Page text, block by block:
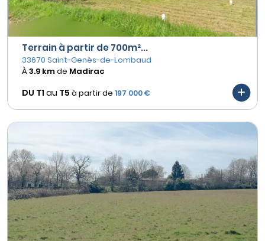
Terrain à partir de 700m²...
33670 Saint-Genès-de-Lombaud
À3.9 kmde Madirac
DU T1 au T5 à partir de 197 000 €